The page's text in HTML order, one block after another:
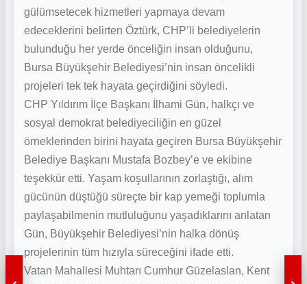
gülümsetecek hizmetleri yapmaya devam
edeceklerini belirten Öztürk, CHP’li belediyelerin
bulunduğu her yerde önceliğin insan olduğunu,
Bursa Büyükşehir Belediyesi’nin insan öncelikli
projeleri tek tek hayata geçirdiğini söyledi.
CHP Yıldırım İlçe Başkanı İlhami Gün, halkçı ve
sosyal demokrat belediyeciliğin en güzel
örneklerinden birini hayata geçiren Bursa Büyükşehir
Belediye Başkanı Mustafa Bozbey’e ve ekibine
teşekkür etti. Yaşam koşullarının zorlaştığı, alım
gücünün düştüğü süreçte bir kap yemeği toplumla
paylaşabilmenin mutluluğunu yaşadıklarını anlatan
Gün, Büyükşehir Belediyesi’nin halka dönüş
projelerinin tüm hızıyla süreceğini ifade etti.
Vatan Mahallesi Muhtarı Cumhur Güzelaslan, Kent